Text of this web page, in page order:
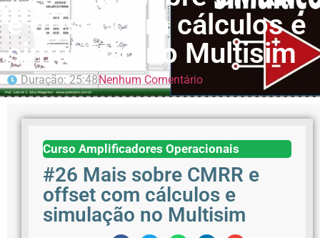
e offset com cálculos e
simulação no Multisim
Duração: 25:48Nenhum Comentário
Curso Amplificadores Operacionais
#26 Mais sobre CMRR e
offset com cálculos e
simulação no Multisim